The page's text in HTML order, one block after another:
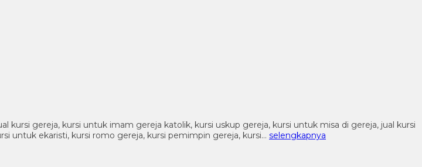
kursi gereja, kursi untuk imam gereja katolik, kursi uskup gereja, kursi untuk misa di gereja, jual kursi
untuk ekaristi, kursi romo gereja, kursi pemimpin gereja, kursi… selengkapnya